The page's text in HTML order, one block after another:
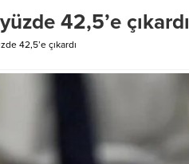
42,5’e çıkardı
42,5’e çıkardı